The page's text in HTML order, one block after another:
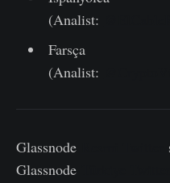
(Analist:
Farsça
(Analist:
Glassnode
Glassnode